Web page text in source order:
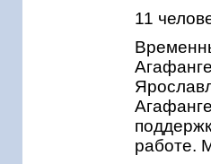
11
работе.